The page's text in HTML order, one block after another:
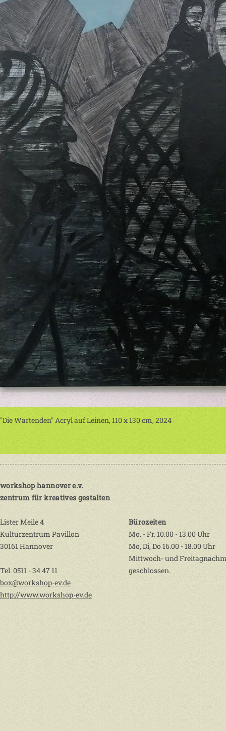
"Die Wartenden" Acryl auf Leinen, 110 x 130 cm, 2024
workshop hannover e.v.
zentrum für kreatives gestalten
Lister Meile 4
Kulturzentrum Pavillon
30161 Hannover
Tel. 0511 - 34 47 11
box@workshop-ev.de
http://www.workshop-ev.de
Bürozeiten
Mo. - Fr. 10.00 - 13.00 Uhr
Mo, Di, Do 16.00 - 18.00 Uhr
Mittwoch- und
geschlossen.